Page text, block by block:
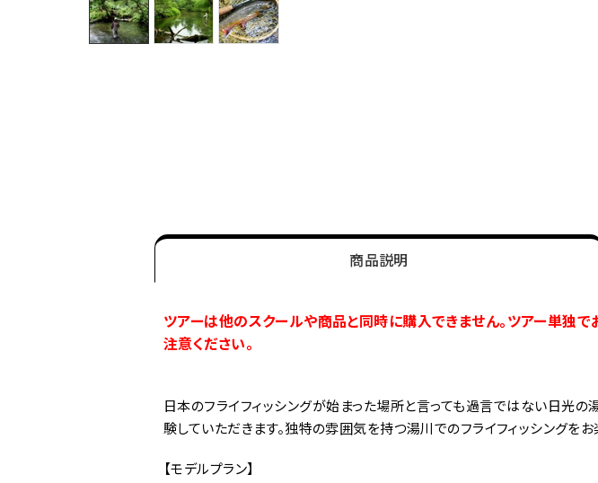
商品説明
ツアーは他のスクールや商品と同時に購入できません。ツアー単独
注意ください。
日本のフライフィッシングが始まった場所と言っても過言ではない日光の
験していただきます。独特の雰囲気を持つ湯川でのフライフィッシングをお
【モデルプラン】